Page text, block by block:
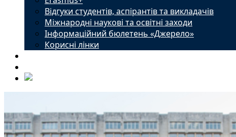
Відгуки студентів, аспірантів та викладачів
Міжнародні наукові та освітні заходи
Інформаційний бюлетень «Джерело»
Корисні лінки